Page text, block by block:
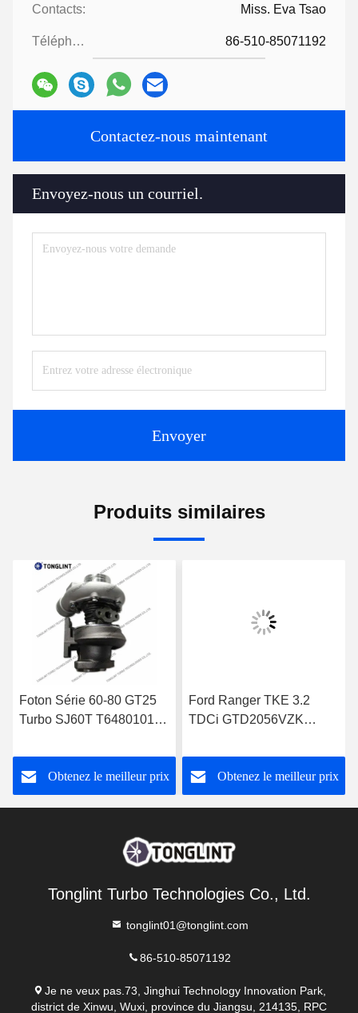
Contacts: Miss. Eva Tsao
Téléphone: 86-510-85071192
Contactez-nous maintenant
Envoyez-nous un courriel.
Envoyer
Produits similaires
Foton Série 60-80 GT25
Turbo SJ60T T64801019
Turbocompresseur
Obtenez le meilleur prix
Ford Ranger TKE 3.2
TDCi GTD2056VZK
FB3Q6K682DB
Obtenez le meilleur prix
Tonglint Turbo Technologies Co., Ltd.
tonglint01@tonglint.com
86-510-85071192
Je ne veux pas.73, Jinghui Technology Innovation Park,
district de Xinwu, Wuxi, province du Jiangsu, 214135, RPC